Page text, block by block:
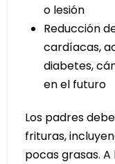
o lesión
Reducción
cardíacas,
diabetes,
en el futuro
Los padres
frituras,
pocas grasas.